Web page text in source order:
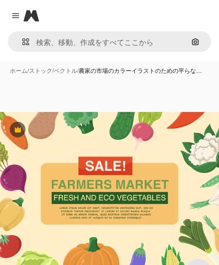
Close menu
Magnific
画像で
ホーム/ストック/ベクトル/農家の市場のカラーイラストのための平らな…
Premium